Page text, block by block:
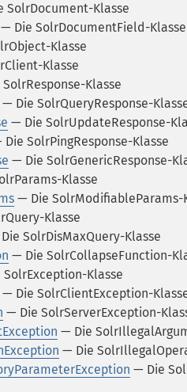
SolrDocument-Klasse
— Die SolrDocumentField-Klasse
Klasse
Klasse
Klasse
— Die SolrQueryResponse-
— Die SolrUpdateResponse-
SolrPingResponse-Klasse
— Die SolrGenericResponse-
Klasse
— Die SolrModifiableParams-
Klasse
SolrDisMaxQuery-Klasse
— Die SolrCollapseFunction-
Klasse
— Die SolrClientException-
— Die SolrServerException-
— Die
— Die
— Die